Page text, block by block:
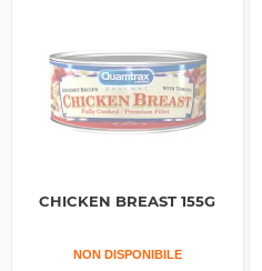
CHICKEN BREAST 155G
NON DISPONIBILE